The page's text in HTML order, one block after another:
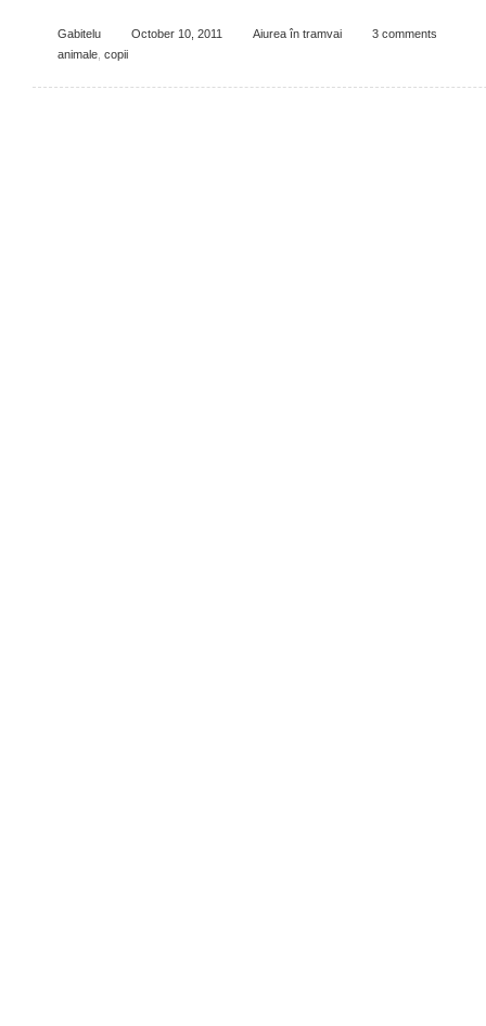
Gabitelu October 10, 2011 Aiurea în tramvai
3 comments
animale copii